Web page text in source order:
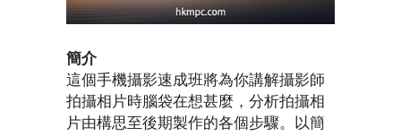
簡介
這個手機攝影速成班將為你講解攝影師
拍攝相片時腦袋在想甚麼，分析拍攝相
片由構思至後期製作的各個步驟。以簡